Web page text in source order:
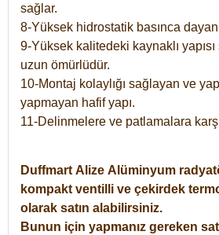
sağlar.
8-Yüksek hidrostatik basınca
9-Yüksek kalitedeki kaynaklı
uzun ömürlüdür.
10-Montaj kolaylığı sağlayan ve
yapmayan hafif yapı.
11-Delinmelere ve patlamalara
Duffmart Alize Alüminyum
kompakt ventilli ve çekirdek
olarak satın alabilirsiniz.
Bunun için yapmanız gereken